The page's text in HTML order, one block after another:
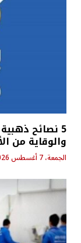
5 نصائح
والوقاية من
الجمعة، 7 أغسطس 2026 - 8:20 ص